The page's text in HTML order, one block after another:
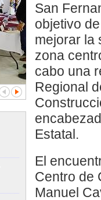
San
objetivo
mejorar la
zona
cabo una
Regional
Estatal.
El
Centro de
Manuel